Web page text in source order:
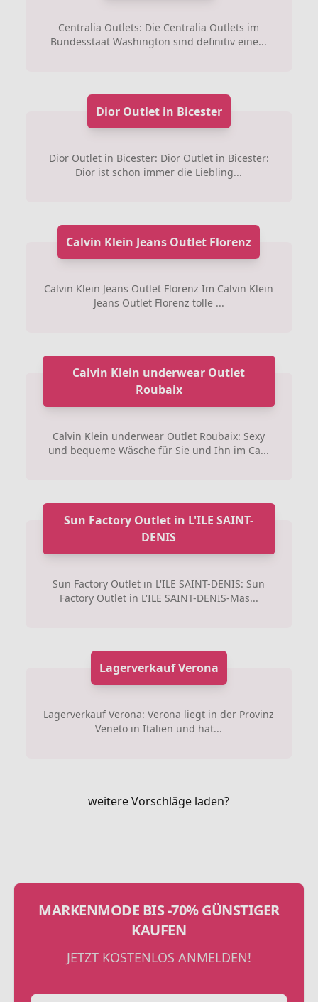
Centralia Outlets: Die Centralia Outlets im
Bundesstaat Washington sind definitiv eine...
Dior Outlet in Bicester
Dior Outlet in Bicester: Dior Outlet in Bicester:
Dior ist schon immer die Liebling...
Calvin Klein Jeans Outlet Florenz
Calvin Klein Jeans Outlet Florenz Im Calvin Klein
Jeans Outlet Florenz tolle ...
Calvin Klein underwear Outlet
Roubaix
Calvin Klein underwear Outlet Roubaix: Sexy
und bequeme Wäsche für Sie und Ihn im Ca...
Sun Factory Outlet in L'ILE SAINT-
DENIS
Sun Factory Outlet in L'ILE SAINT-DENIS: Sun
Factory Outlet in L'ILE SAINT-DENIS-Mas...
Lagerverkauf Verona
Lagerverkauf Verona: Verona liegt in der Provinz
Veneto in Italien und hat...
weitere Vorschläge laden?
MARKENMODE BIS -70% GÜNSTIGER
KAUFEN
JETZT KOSTENLOS ANMELDEN!